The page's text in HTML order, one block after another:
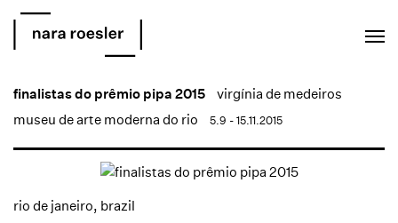
finalistas do prêmio pipa 2015
virgínia de medeiros
museu de arte moderna do rio
5.9 - 15.11.2015
rio de janeiro, brazil